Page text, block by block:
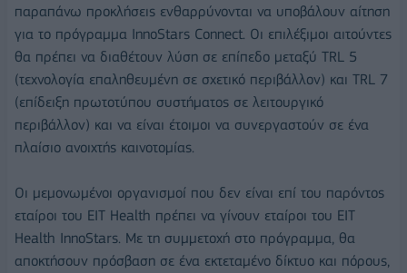
παραπάνω προκλήσεις ενθαρρύνονται να υποβάλουν αίτηση
για το πρόγραμμα InnoStars Connect. Οι επιλέξιμοι αιτούντες
θα πρέπει να διαθέτουν λύση σε επίπεδο μεταξύ TRL 5
(τεχνολογία επαληθευμένη σε σχετικό περιβάλλον) και TRL 7
(επίδειξη πρωτοτύπου συστήματος σε λειτουργικό
περιβάλλον) και να είναι έτοιμοι να συνεργαστούν σε ένα
πλαίσιο ανοιχτής καινοτομίας.
Οι μεμονωμένοι οργανισμοί που δεν είναι επί του παρόντος
εταίροι του EIT Health πρέπει να γίνουν εταίροι του EIT
Health InnoStars. Με τη συμμετοχή στο πρόγραμμα, θα
αποκτήσουν πρόσβαση σε ένα εκτεταμένο δίκτυο και πόρους,